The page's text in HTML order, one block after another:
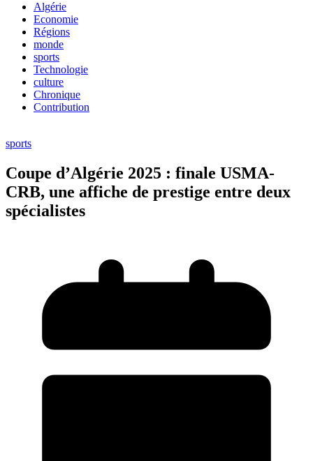
Algérie
Economie
Régions
monde
sports
Technologie
culture
Chronique
Contribution
sports
Coupe d’Algérie 2025 : finale USMA-
CRB, une affiche de prestige entre deux
spécialistes